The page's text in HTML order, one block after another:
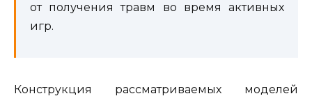
от получения травм во время активных
игр.
Конструкция рассматриваемых моделей